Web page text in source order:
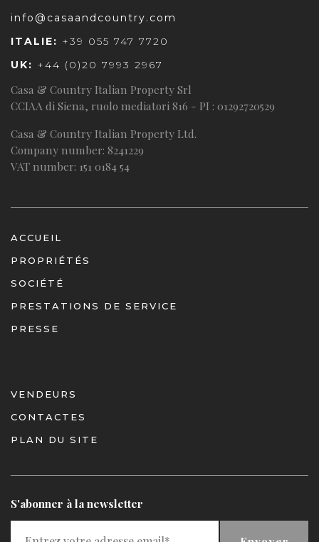
info@casaandcountry.com
ITALIE: +39 055 747 7720
UK: +44 (0)20 7993 2967
Casa & Country Italian Property Srl
CCIAA di Siena, ruolo mediatori 816 - PI : 01292720529
Casa & Country Italian Property Ltd.
Company number: 8241229
VAT number: 151 0184 54
ACCUEIL
PROPRIÉTÉS
SOCIÉTÉ
PRESTATIONS DE SERVICE
PRESSE
VENDEURS
CONTACTES
PLAN DU SITE
S'abonner à la newsletter